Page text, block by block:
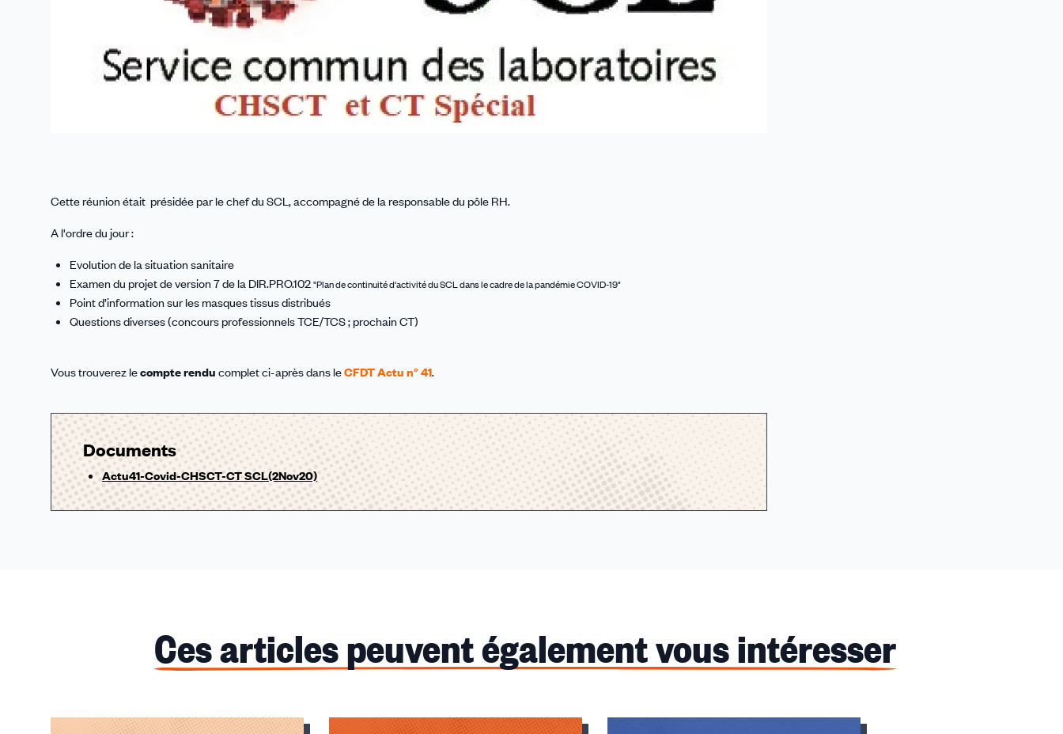
Cette réunion était présidée par le chef du SCL, accompagné de la responsable du pôle RH.
A l'ordre du jour :
Evolution de la situation sanitaire
Examen du projet de version 7 de la DIR.PRO.102"Plan de continuité d'activité du SCL dans le cadre de la pandémie COVID-19"
Point d’information sur les masques tissus distribués
Questions diverses (concours professionnels TCE/TCS ; prochain CT)
Vous trouverez lecompte rendu complet ci-après dans leCFDT Actu n° 41.
Documents
Actu41-Covid-CHSCT-CT SCL(2Nov20)
Ces articles peuvent également vous intéresser